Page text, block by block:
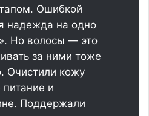
Ошибкой
надежда на одно
Но волосы — это
за ними тоже
Очистили кожу
и
Поддержали